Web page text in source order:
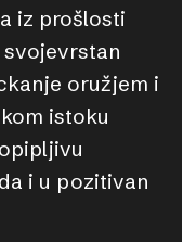
iz prošlosti
oružjem i
istoku
i u pozitivan